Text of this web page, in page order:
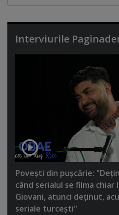
Interviurile
Poveşti din puşcărie:
când serialul se filma chiar
Giovani, atunci deţinut,
seriale turceşti"